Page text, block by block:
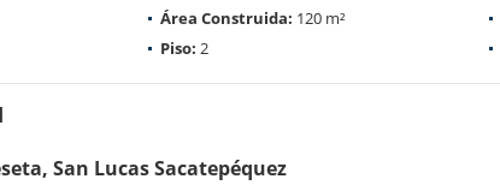
Área Construida: 120 m²
Piso: 2
San Lucas Sacatepéquez